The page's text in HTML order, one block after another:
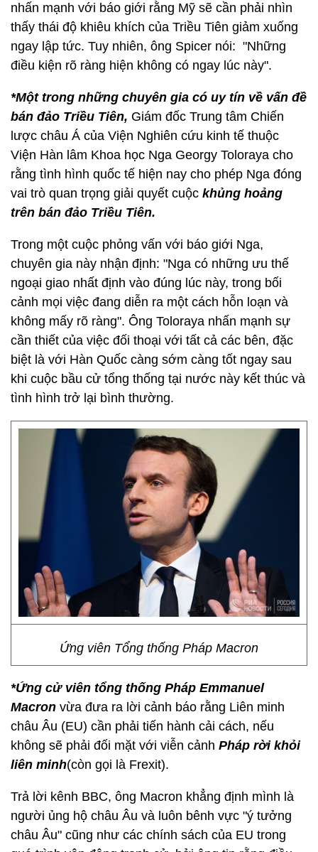
nhấn mạnh với báo giới rằng Mỹ sẽ cần phải nhìn
thấy thái độ khiêu khích của Triều Tiên giảm xuống
ngay lập tức. Tuy nhiên, ông Spicer nói: "Những
điều kiện rõ ràng hiện không có ngay lúc này".
*Một trong những chuyên gia có uy tín về vấn đề
bán đảo Triều Tiên, Giám đốc Trung tâm Chiến
lược châu Á của Viện Nghiên cứu kinh tế thuộc
Viện Hàn lâm Khoa học Nga Georgy Toloraya cho
rằng tình hình quốc tế hiện nay cho phép Nga đóng
vai trò quan trọng giải quyết cuộc khủng hoảng
trên bán đảo Triều Tiên.
Trong một cuộc phỏng vấn với báo giới Nga,
chuyên gia này nhận định: "Nga có những ưu thế
ngoại giao nhất định vào đúng lúc này, trong bối
cảnh mọi việc đang diễn ra một cách hỗn loạn và
không mấy rõ ràng". Ông Toloraya nhấn mạnh sự
cần thiết của việc đối thoại với tất cả các bên, đặc
biệt là với Hàn Quốc càng sớm càng tốt ngay sau
khi cuộc bầu cử tổng thống tại nước này kết thúc và
tình hình trở lại bình thường.
Ứng viên Tổng thống Pháp Macron
*Ứng cử viên tổng thống Pháp Emmanuel
Macron vừa đưa ra lời cảnh báo rằng Liên minh
châu Âu (EU) cần phải tiến hành cải cách, nếu
không sẽ phải đối mặt với viễn cảnh Pháp rời khỏi
liên minh(còn gọi là Frexit).
Trả lời kênh BBC, ông Macron khẳng định mình là
người ủng hộ châu Âu và luôn bênh vực "ý tưởng
châu Âu" cũng như các chính sách của EU trong